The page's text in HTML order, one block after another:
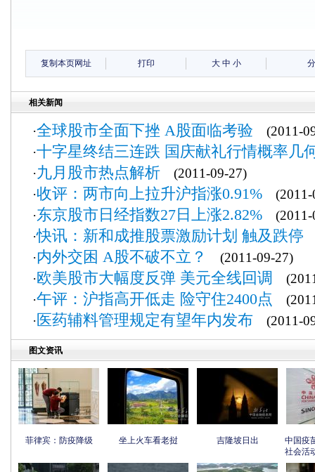
复制本页网址 打印 大 中 小
相关新闻
·全球股市全面下挫 A股面临考验 (2011-
·十字星终结三连跌 国庆献礼行情概率几
·九月股市热点解析 (2011-09-27)
·收评：两市向上拉升沪指涨0.91% (2011-
·东京股市日经指数27日上涨2.82% (2011-
·快讯：新和成推股票激励计划 触及跌停
·内外交困 A股不破不立？
(2011-09-27)
·欧美股市大幅度反弹 美元全线回调
·午评：沪指高开低走 险守住2400点
·医药辅料管理规定有望年内发布 (2011-
图文资讯
菲律宾：防疫降级 坐上火车看老挝 吉隆坡日出
中国疫
社会活